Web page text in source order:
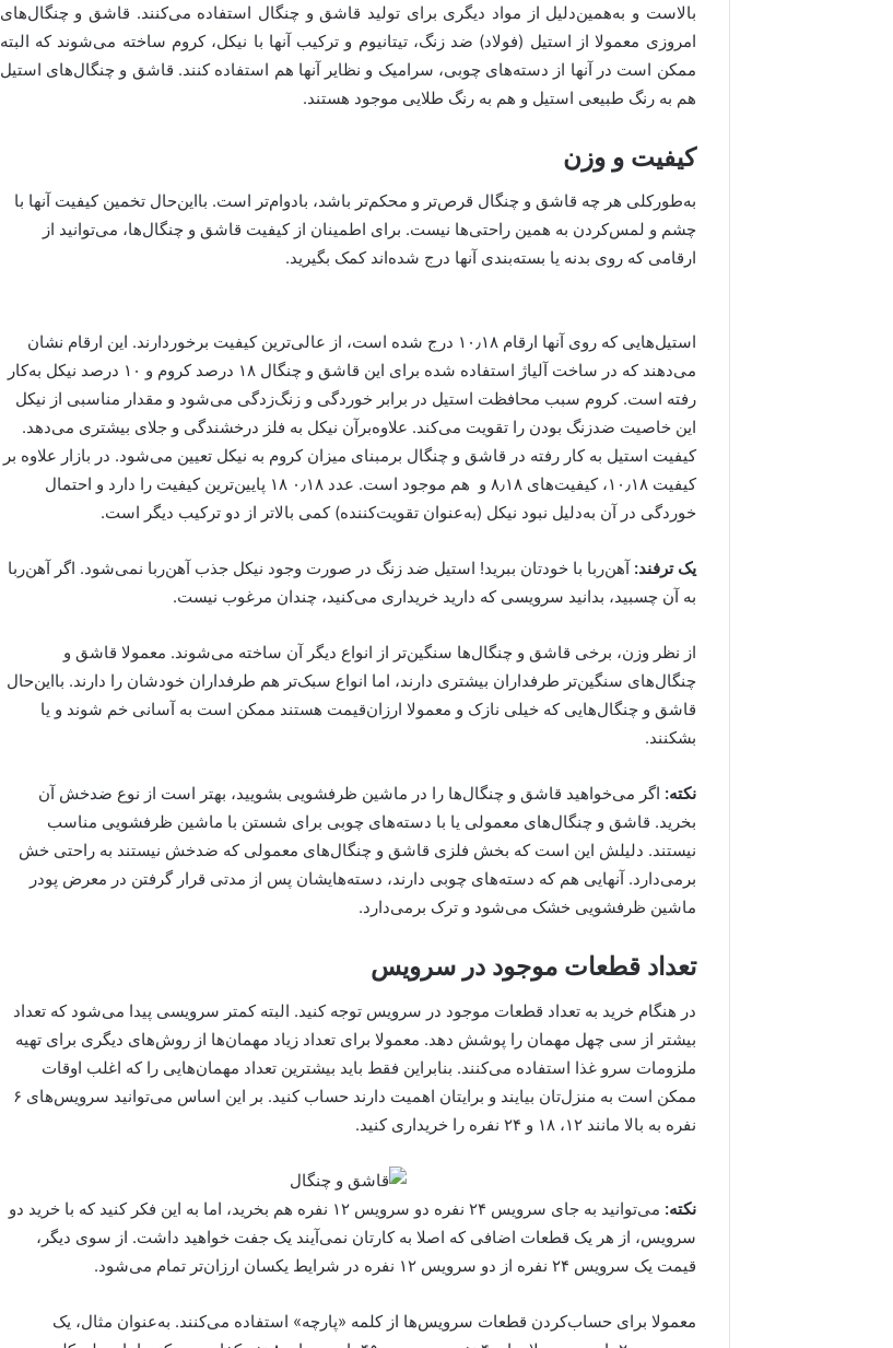
بالاست و به‌همین‌دلیل از مواد دیگری برای تولید قاشق و چنگال استفاده می‌کنند. قاشق و چنگال‌های
امروزی معمولا از استیل (فولاد) ضد زنگ، تیتانیوم و ترکیب آنها با نیکل، کروم ساخته می‌شوند که البته
ممکن است در آنها از دسته‌های چوبی، سرامیک و نظایر آنها هم استفاده کنند. قاشق و چنگال‌های استیل
هم به رنگ طبیعی استیل و هم به رنگ طلایی موجود هستند.
کیفیت و وزن
به‌طورکلی هر چه قاشق و چنگال قرص‌تر و محکم‌تر باشد، بادوام‌تر است. بااین‌حال تخمین کیفیت آنها با
چشم و لمس‌کردن به همین راحتی‌ها نیست. برای اطمینان از کیفیت قاشق و چنگال‌ها، می‌توانید از
ارقامی که روی بدنه یا بسته‌بندی آنها درج شده‌اند کمک بگیرید.
استیل‌هایی که روی آنها ارقام ۱۰٫۱۸ درج شده است، از عالی‌ترین کیفیت برخوردارند. این ارقام نشان
می‌دهند که در ساخت آلیاژ استفاده شده برای این قاشق و چنگال ۱۸ درصد کروم و ۱۰ درصد نیکل به‌کار
رفته است. کروم سبب محافظت استیل در برابر خوردگی و زنگ‌زدگی می‌شود و مقدار مناسبی از نیکل
این خاصیت ضدزنگ بودن را تقویت می‌کند. علاوه‌برآن نیکل به فلز درخشندگی و جلای بیشتری می‌دهد.
کیفیت استیل به کار رفته در قاشق و چنگال برمبنای میزان کروم به نیکل تعیین می‌شود. در بازار علاوه بر
کیفیت ۱۰٫۱۸، کیفیت‌های ۸٫۱۸ و هم موجود است. عدد ۰٫۱۸ ۱۸ پایین‌ترین کیفیت را دارد و احتمال
خوردگی در آن به‌دلیل نبود نیکل (به‌عنوان تقویت‌کننده) کمی بالاتر از دو ترکیب دیگر است.
یک ترفند: آهن‌ربا با خودتان ببرید! استیل ضد زنگ در صورت وجود نیکل جذب آهن‌ربا نمی‌شود. اگر آهن‌ربا
به آن چسبید، بدانید سرویسی که دارید خریداری می‌کنید، چندان مرغوب نیست.
از نظر وزن، برخی قاشق و چنگال‌ها سنگین‌تر از انواع دیگر آن ساخته می‌شوند. معمولا قاشق و
چنگال‌های سنگین‌تر طرفداران بیشتری دارند، اما انواع سبک‌تر هم طرفداران خودشان را دارند. بااین‌حال
قاشق و چنگال‌هایی که خیلی نازک و معمولا ارزان‌قیمت هستند ممکن است به آسانی خم شوند و یا
بشکنند.
نکته: اگر می‌خواهید قاشق و چنگال‌ها را در ماشین ظرفشویی بشویید، بهتر است از نوع ضدخش آن
بخرید. قاشق و چنگال‌های معمولی یا با دسته‌های چوبی برای شستن با ماشین ظرفشویی مناسب
نیستند. دلیلش این است که بخش فلزی قاشق و چنگال‌های معمولی که ضدخش نیستند به راحتی خش
برمی‌دارد. آنهایی هم که دسته‌های چوبی دارند، دسته‌هایشان پس از مدتی قرار گرفتن در معرض پودر
ماشین ظرفشویی خشک می‌شود و ترک برمی‌دارد.
تعداد قطعات موجود در سرویس
در هنگام خرید به تعداد قطعات موجود در سرویس توجه کنید. البته کمتر سرویسی پیدا می‌شود که تعداد
بیشتر از سی چهل مهمان را پوشش دهد. معمولا برای تعداد زیاد مهمان‌ها از روش‌های دیگری برای تهیه
ملزومات سرو غذا استفاده می‌کنند. بنابراین فقط باید بیشترین تعداد مهمان‌هایی را که اغلب اوقات
ممکن است به منزل‌تان بیایند و برایتان اهمیت دارند حساب کنید. بر این اساس می‌توانید سرویس‌های ۶
نفره به بالا مانند ۱۲، ۱۸ و ۲۴ نفره را خریداری کنید.
نکته:
می‌توانید به جای سرویس ۲۴ نفره دو سرویس ۱۲ نفره هم بخرید، اما به این فکر کنید که با خرید دو
سرویس، از هر یک قطعات اضافی که اصلا به کارتان نمی‌آیند یک جفت خواهید داشت. از سوی دیگر،
قیمت یک سرویس ۲۴ نفره از دو سرویس ۱۲ نفره در شرایط یکسان ارزان‌تر تمام می‌شود.
معمولا برای حساب‌کردن قطعات سرویس‌ها از کلمه «پارچه» استفاده می‌کنند. به‌عنوان مثال، یک